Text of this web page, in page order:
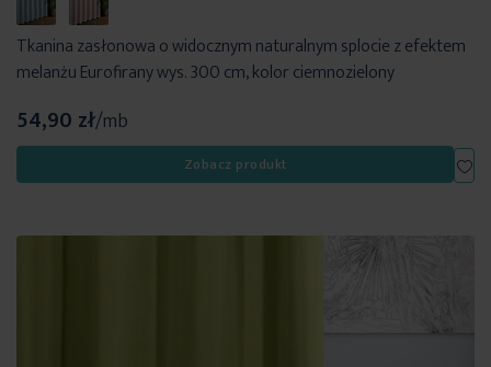
Tkanina zasłonowa o widocznym naturalnym splocie z efektem
melanżu Eurofirany wys. 300 cm, kolor ciemnozielony
54,90 zł/mb
Zobacz produkt